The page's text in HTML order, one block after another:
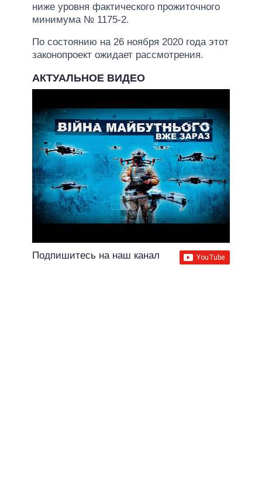
ниже уровня фактического прожиточного
минимума № 1175-2.
По состоянию на 26 ноября 2020 года этот
законопроект ожидает рассмотрения.
АКТУАЛЬНОЕ ВИДЕО
Подпишитесь на наш канал